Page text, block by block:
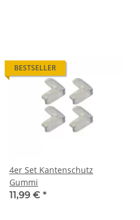
BESTSELLER
4er Set Kantenschutz
Gummi
11,99 € *